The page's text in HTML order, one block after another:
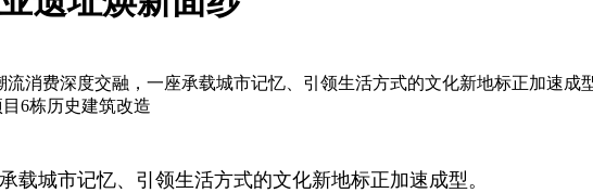
消费深度交融，一座承载城市记忆、引领生活方式的文化新地标正加速成
6栋历史建筑改造
城市记忆、引领生活方式的文化新地标正加速成型。